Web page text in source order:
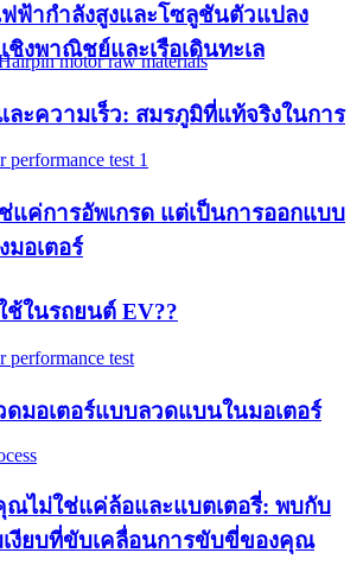
ฟ้ากำลังสูงและโซลูชันตัวแปลง
ชิงพาณิชย์และเรือเดินทะเล
ละความเร็ว: สมรภูมิที่แท้จริงในการ
แค่การอัพเกรด แต่เป็นการออกแบบ
มอเตอร์​
ช้ในรถยนต์ EV??​​
ดมอเตอร์แบบลวดแบนในมอเตอร์
ณไม่ใช่แค่ล้อและแบตเตอรี่: พบกับ
งียบที่ขับเคลื่อนการขับขี่ของคุณ